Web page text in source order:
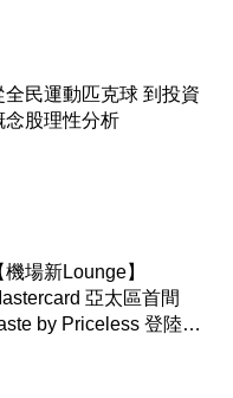
全民運動匹克球 到投資
念股理性分析
機場新Lounge】
亞太區首間
by Priceless 登陸香